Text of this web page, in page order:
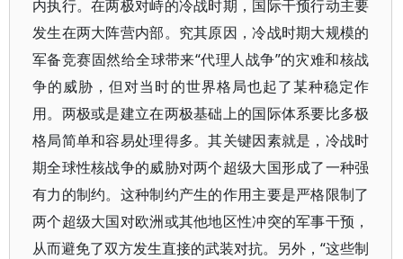
内执行。在两极对峙的冷战时期，国际干预行动主要
发生在两大阵营内部。究其原因，冷战时期大规模的
军备竞赛固然给全球带来“代理人战争”的灾难和核战
争的威胁，但对当时的世界格局也起了某种稳定作
用。两极或是建立在两极基础上的国际体系要比多极
格局简单和容易处理得多。其关键因素就是，冷战时
期全球性核战争的威胁对两个超级大国形成了一种强
有力的制约。这种制约产生的作用主要是严格限制了
两个超级大国对欧洲或其他地区性冲突的军事干预，
从而避免了双方发生直接的武装对抗。另外，“这些制